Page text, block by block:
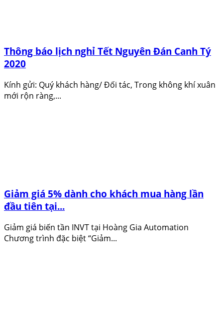
Thông báo lịch nghỉ Tết Nguyên Đán Canh Tý
2020
Kính gửi: Quý khách hàng/ Đối tác, Trong không khí xuân
mới rộn ràng,...
Giảm giá 5% dành cho khách mua hàng lần
đầu tiên tại...
Giảm giá biến tần INVT tại Hoàng Gia Automation
Chương trình đặc biệt “Giảm...